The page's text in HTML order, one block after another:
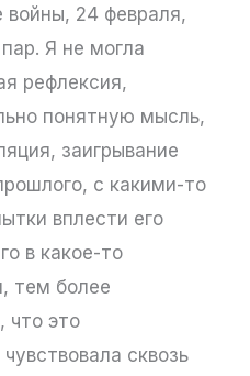
войны, 24 февраля,
Я не могла
рефлексия,
понятную мысль,
заигрывание
с какими-то
вплести его
в какое-то
тем более
что это
сквозь